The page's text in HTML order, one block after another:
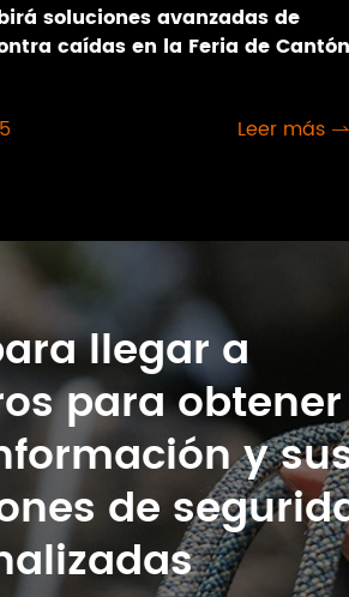
soluciones avanzadas de
caídas en la Feria de Cantón
Leer más 
llegar a
para obtener
y
de